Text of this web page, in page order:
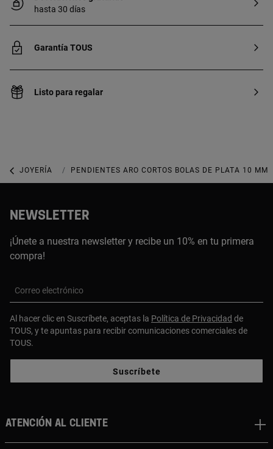
hasta 30 días
Garantía TOUS
Listo para regalar
JOYERÍA JOYAS DE PLATA 925
PENDIENTES ARO CORTOS BOLAS DE PLATA 10 MM
NEWSLETTER
¡Únete a nuestra newsletter y recibe un 10% en tu primera
compra!
Correo electrónico
Al hacer clic en Suscríbete, aceptas la Política de Privacidad de
TOUS, y te apuntas para recibir comunicaciones comerciales de
TOUS.
Suscríbete
Atención al cliente